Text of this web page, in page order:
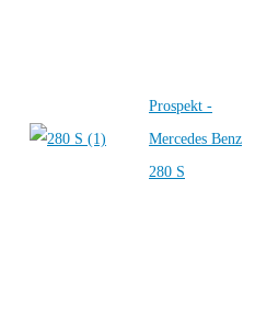
Prospekt -
Mercedes Benz
280 S